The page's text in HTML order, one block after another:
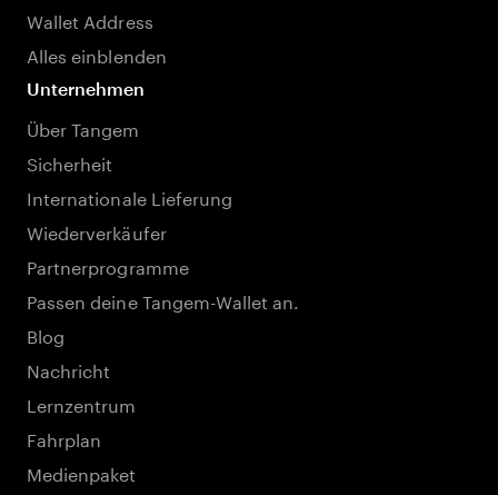
Wallet Address
Alles einblenden
Unternehmen
Über Tangem
Sicherheit
Internationale Lieferung
Wiederverkäufer
Partnerprogramme
Passen deine Tangem-Wallet an.
Blog
Nachricht
Lernzentrum
Fahrplan
Medienpaket